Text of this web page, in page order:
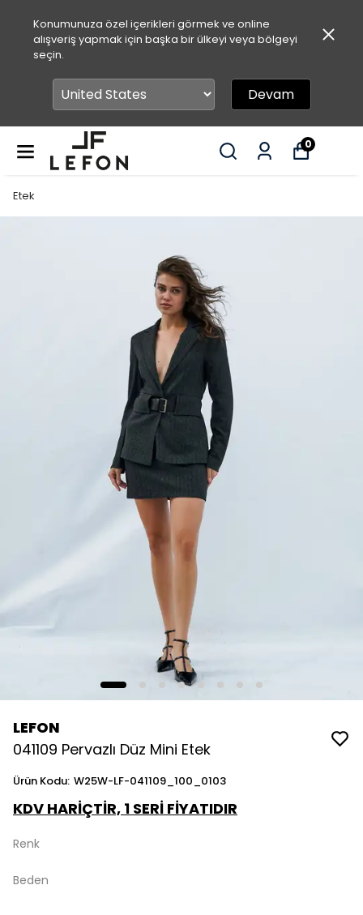
Konumunuza özel içerikleri görmek ve online
alışveriş yapmak için başka bir ülkeyi veya bölgeyi
seçin.
Devam
0
Etek
LEFON
041109 Pervazlı Düz Mini Etek
Ürün Kodu: W25W-LF-041109_100_0103
KDV HARİÇTİR, 1 SERİ FİYATIDIR
Renk
Beden